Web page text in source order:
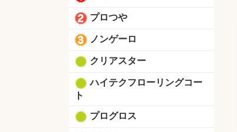
プロつや
ノンゲーロ
クリアスター
ハイテクフローリングコー
ト
プログロス